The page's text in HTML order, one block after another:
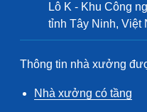
Lô K - Khu Công
tỉnh Tây Ninh, Việt
Thông tin nhà xưởng
Nhà xưởng có tầng